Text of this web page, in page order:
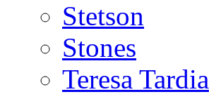
Stetson
Stones
Teresa Tardia